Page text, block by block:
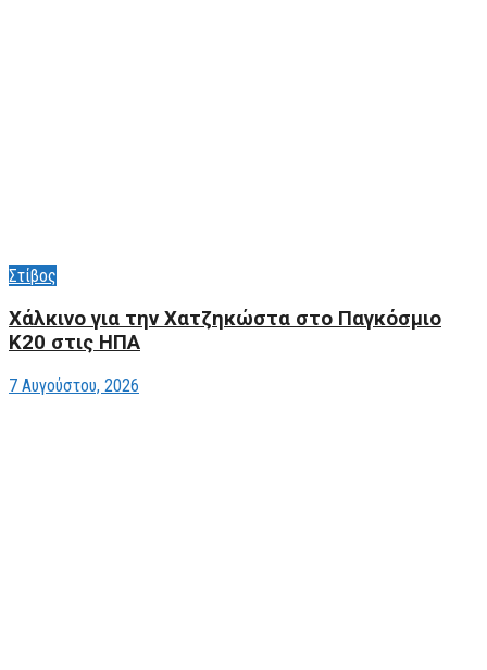
Στίβος
Xάλκινο για την Χατζηκώστα στο Παγκόσμιο
Κ20 στις ΗΠΑ
7 Αυγούστου, 2026